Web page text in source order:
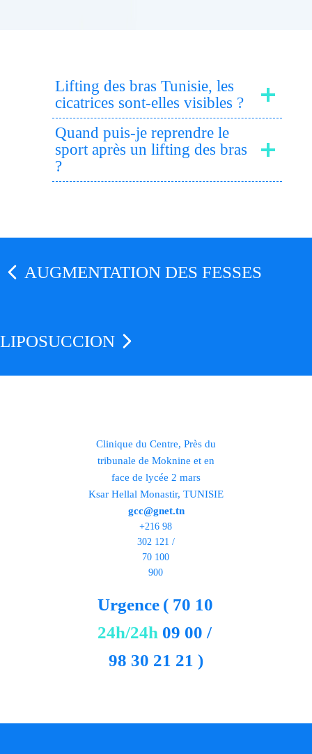
Lifting des bras Tunisie, les
cicatrices sont-elles visibles ?
Quand puis-je reprendre le
sport après un lifting des bras
?
AUGMENTATION DES FESSES
LIPOSUCCION
Clinique du Centre, Près du
tribunale de Moknine et en
face de lycée 2 mars
Ksar Hellal Monastir, TUNISIE
gcc@gnet.tn
+216 98
302 121 /
70 100
900
Urgence
24h/24h
( 70 10
09 00 /
98 30 21 21 )